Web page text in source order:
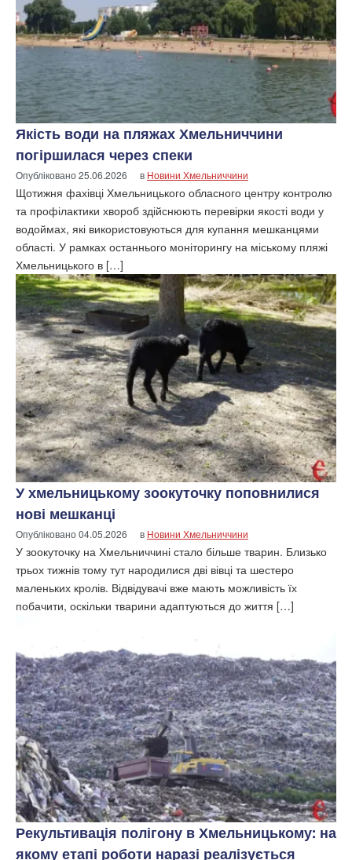
Якість води на пляжах Хмельниччини
погіршилася через спеки
Опубліковано25.06.2026 в Новини Хмельниччини
Щотижня фахівці Хмельницького обласного центру контролю
та профілактики хвороб здійснюють перевірки якості води у
водоймах, які використовуються для купання мешканцями
області. У рамках останнього моніторингу на міському пляжі
Хмельницького в […]
У хмельницькому зоокуточку поповнилися
нові мешканці
Опубліковано04.05.2026 в Новини Хмельниччини
У зоокуточку на Хмельниччині стало більше тварин. Близько
трьох тижнів тому тут народилися дві вівці та шестеро
маленьких кролів. Відвідувачі вже мають можливість їх
побачити, оскільки тварини адаптуються до життя […]
Рекультивація полігону в Хмельницькому: на
якому етапі роботи наразі реалізується